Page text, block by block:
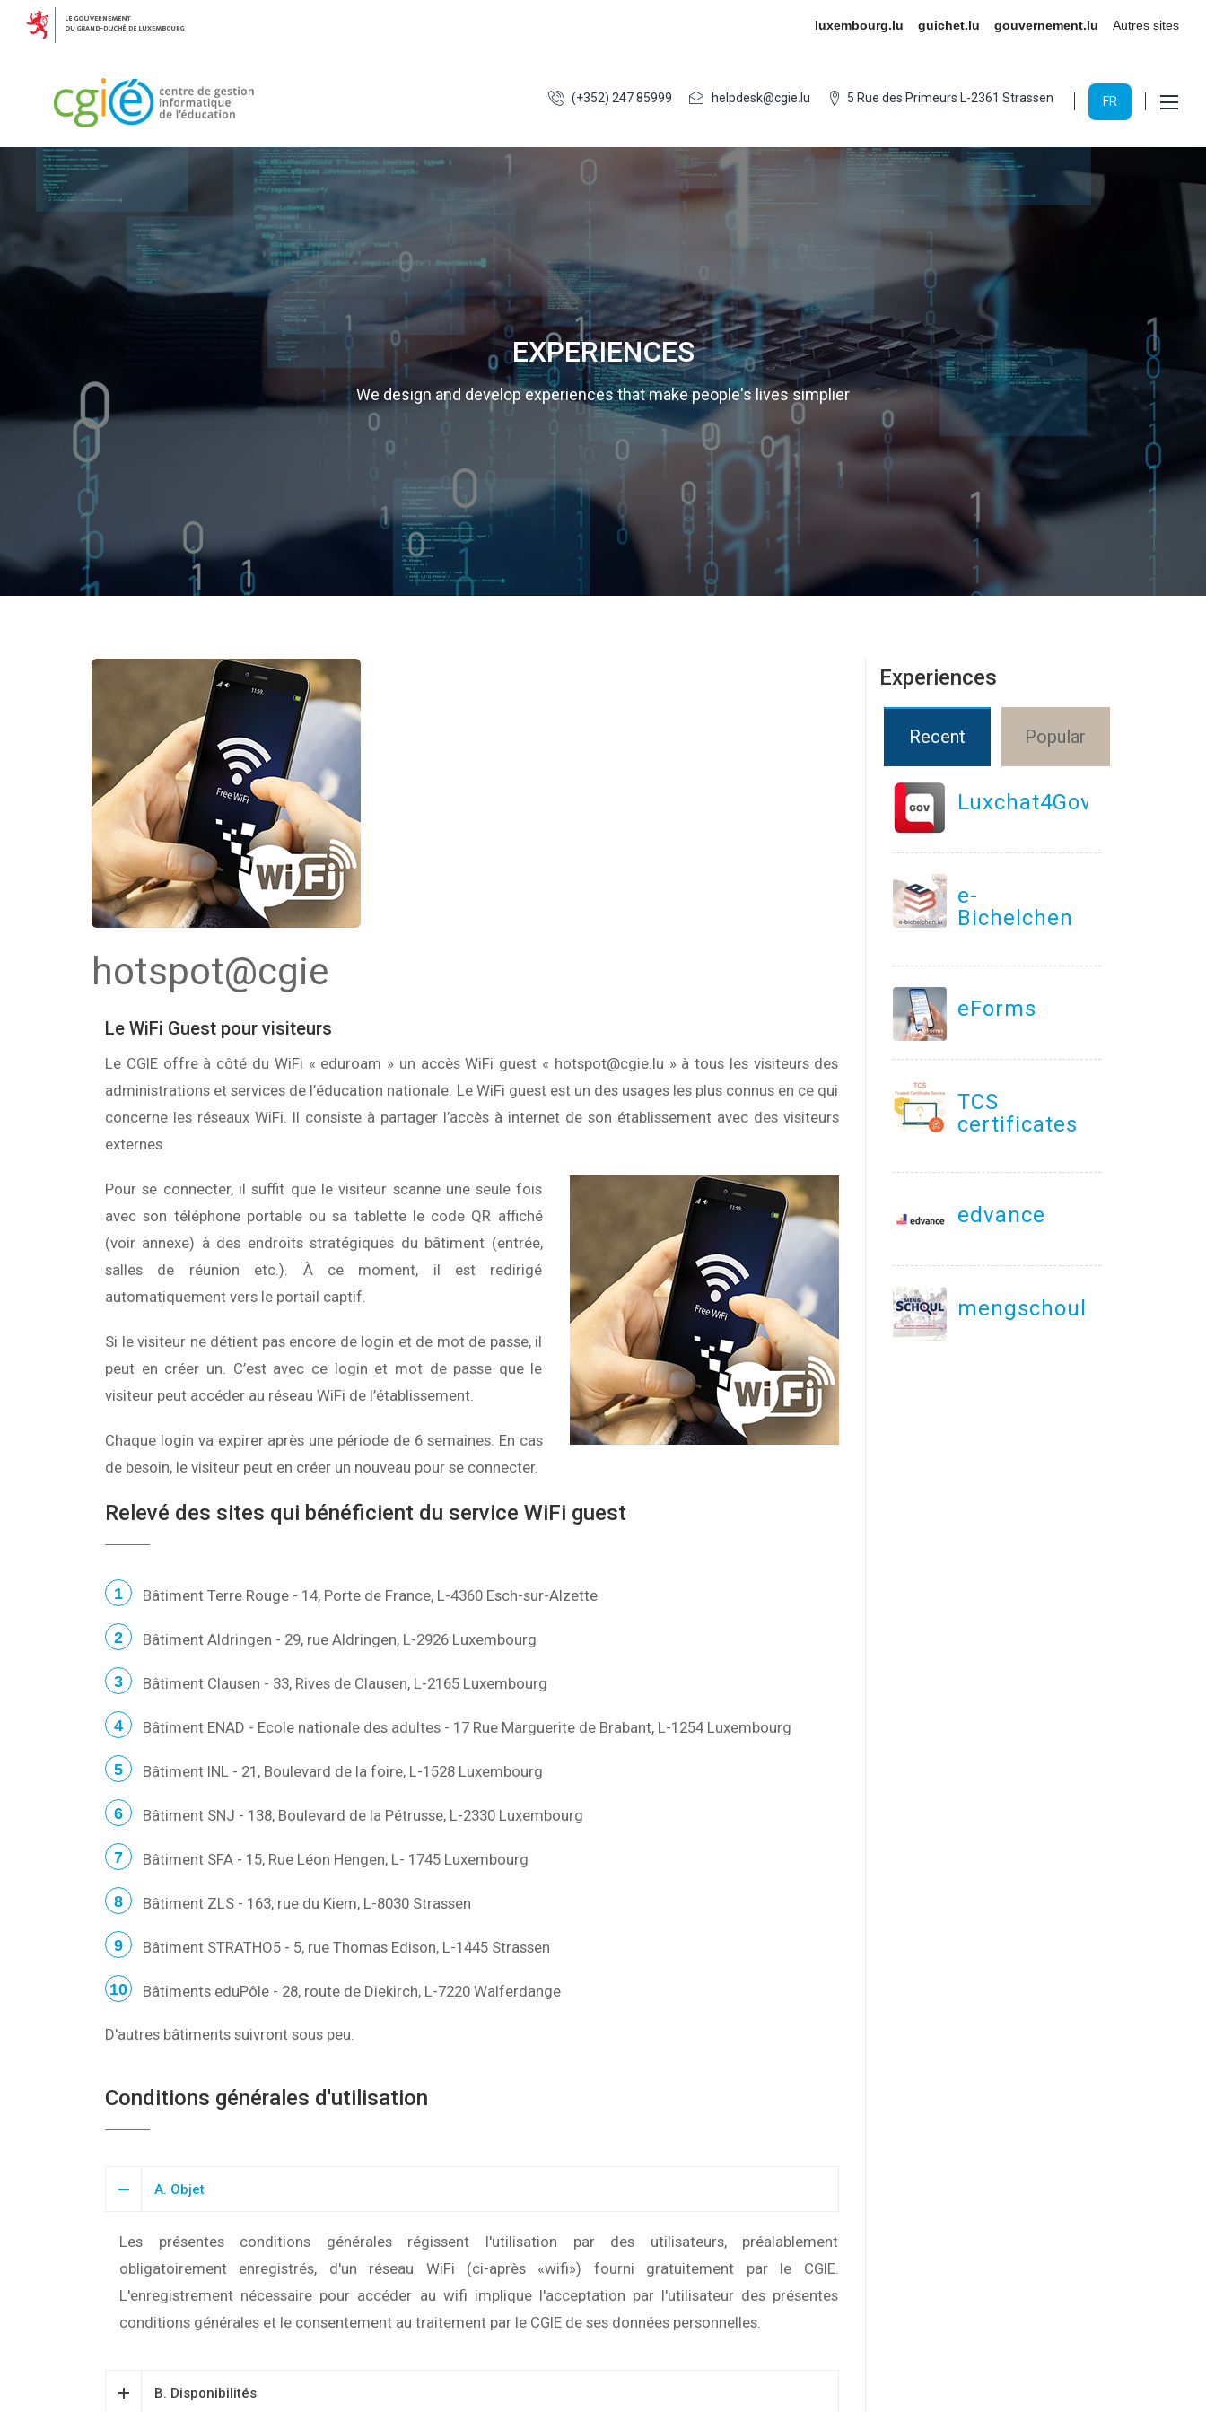
luxembourg.lu guichet.lu gouvernement.lu Autres sites
(+352) 247 85999 helpdesk@cgie.lu 5 Rue des Primeurs L-2361 Strassen FR
EXPERIENCES
We design and develop experiences that make people's lives simplier
hotspot@cgie
Le WiFi Guest pour visiteurs
Le CGIE offre à côté du WiFi « eduroam » un accès WiFi guest « hotspot@cgie.lu » à tous les visiteurs des
administrations et services de l’éducation nationale. Le WiFi guest est un des usages les plus connus en ce qui
concerne les réseaux WiFi. Il consiste à partager l’accès à internet de son établissement avec des visiteurs
externes.
Pour se connecter, il suffit que le visiteur scanne une seule fois
avec son téléphone portable ou sa tablette le code QR affiché
(voir annexe) à des endroits stratégiques du bâtiment (entrée,
salles de réunion etc.). À ce moment, il est redirigé
automatiquement vers le portail captif.
Si le visiteur ne détient pas encore de login et de mot de passe, il
peut en créer un. C’est avec ce login et mot de passe que le
visiteur peut accéder au réseau WiFi de l’établissement.
Chaque login va expirer après une période de 6 semaines. En cas
de besoin, le visiteur peut en créer un nouveau pour se connecter.
Relevé des sites qui bénéficient du service WiFi guest
Bâtiment Terre Rouge - 14, Porte de France, L-4360 Esch-sur-Alzette
Bâtiment Aldringen - 29, rue Aldringen, L-2926 Luxembourg
Bâtiment Clausen - 33, Rives de Clausen, L-2165 Luxembourg
Bâtiment ENAD - Ecole nationale des adultes - 17 Rue Marguerite de Brabant, L-1254 Luxembourg
Bâtiment INL - 21, Boulevard de la foire, L-1528 Luxembourg
Bâtiment SNJ - 138, Boulevard de la Pétrusse, L-2330 Luxembourg
Bâtiment SFA - 15, Rue Léon Hengen, L- 1745 Luxembourg
Bâtiment ZLS - 163, rue du Kiem, L-8030 Strassen
Bâtiment STRATHO5 - 5, rue Thomas Edison, L-1445 Strassen
Bâtiments eduPôle - 28, route de Diekirch, L-7220 Walferdange
D'autres bâtiments suivront sous peu.
Conditions générales d'utilisation
A. Objet
Les présentes conditions générales régissent l'utilisation par des utilisateurs, préalablement
obligatoirement enregistrés, d'un réseau WiFi (ci-après «wifi») fourni gratuitement par le CGIE.
L'enregistrement nécessaire pour accéder au wifi implique l'acceptation par l'utilisateur des présentes
conditions générales et le consentement au traitement par le CGIE de ses données personnelles.
B. Disponibilités
Experiences
Recent Popular
Luxchat4Gov
e-
Bichelchen
eForms
TCS
certificates
edvance
mengschoul.lu